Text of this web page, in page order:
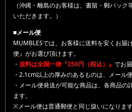
（沖縄・離島のお客様は、書留・郵パッ
いただきます。）
■メール便
MUMBLESでは、お客様に送料を安くお届
便』がお選び頂けます。
・ 送料は全国一律『250円（税込）』 でお
・2.1cm以上の厚みのあるものは、メール
・メール便発送が可能な商品は、各商品の
ます。
※メール便は普通郵便と同じ扱いになりま